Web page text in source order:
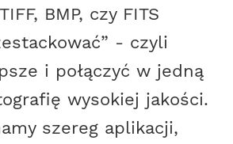
BMP, czy FITS
- czyli
i połączyć w jedną
wysokiej jakości.
szereg aplikacji,